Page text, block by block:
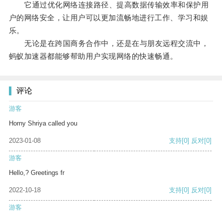
它通过优化网络连接路径、提高数据传输效率和保护用
户的网络安全，让用户可以更加流畅地进行工作、学习和娱
乐。
无论是在跨国商务合作中，还是在与朋友远程交流中，
蚂蚁加速器都能够帮助用户实现网络的快速畅通。
评论
游客
Horny Shriya called you
2023-01-08 支持[0] 反对[0]
游客
Hello,? Greetings fr
2022-10-18 支持[0] 反对[0]
游客